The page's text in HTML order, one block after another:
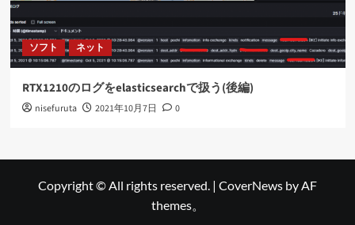
ソフト ネット
RTX1210のログをelasticsearchで扱う(後編)
nisefuruta 2021年10月7日 0
Copyright © All rights reserved. | CoverNews by AF
themes。